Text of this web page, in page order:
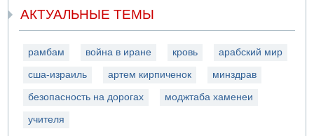
АКТУАЛЬНЫЕ ТЕМЫ
рамбам война в иране кровь арабский мир
сша-израиль артем кирпиченок минздрав
безопасность на дорогах моджтаба хаменеи
учителя